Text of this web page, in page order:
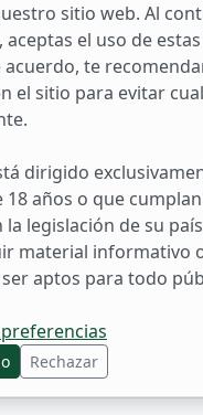
AGO. 2026 10:19
Investigan
contra
03 AGO. 2026 11:17
interviene
mineral ilegal
en Yungay:
tras
sitio web. Al
aceptas el uso de
acuerdo, te
el sitio para evitar
dirigido
18 años o que
la legislación de su
material informativo
aptos para todo
Rechazar